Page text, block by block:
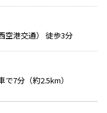
空港交通） 徒歩3分
7分（約2.5km）